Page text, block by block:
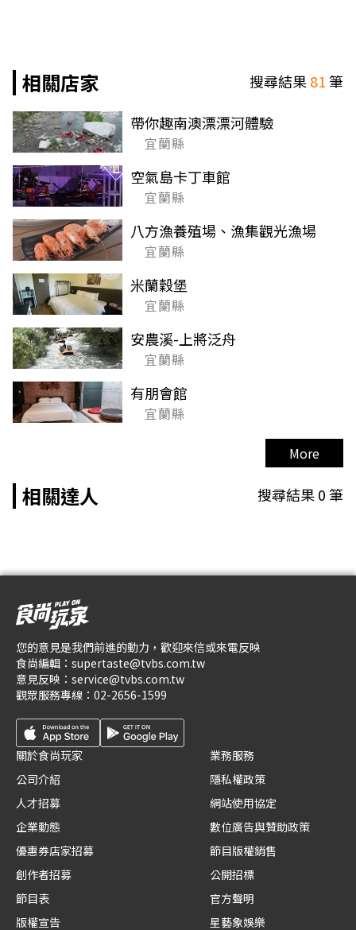
相關店家 搜尋結果81筆
帶你趣南澳漂漂河體驗
宜蘭縣
空氣島卡丁車館
宜蘭縣
八方漁養殖場、漁集觀光漁場
宜蘭縣
米蘭穀堡
宜蘭縣
安農溪-上將泛舟
宜蘭縣
有朋會館
宜蘭縣
More
相關達人 搜尋結果0筆
您的意見是我們前進的動力，歡迎來信或來電反映
食尚編輯： supertaste@tvbs.com.tw
意見反映： service@tvbs.com.tw
觀眾服務專線： 02-2656-1599
關於食尚玩家
公司介紹
人才招募
企業動態
優惠券店家招募
創作者招募
節目表
版權宣告
業務服務
隱私權政策
網站使用協定
數位廣告與贊助政策
節目版權銷售
公開招標
官方聲明
星藝象娛樂